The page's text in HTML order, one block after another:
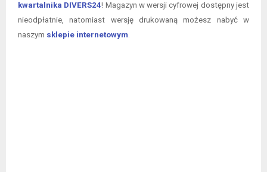
kwartalnika DIVERS24! Magazyn w wersji cyfrowej dostępny jest
nieodpłatnie, natomiast wersję drukowaną możesz nabyć w
naszym sklepie internetowym.